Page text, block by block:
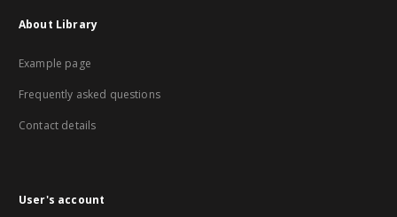
About Library
Example page
Frequently asked questions
Contact details
User's account